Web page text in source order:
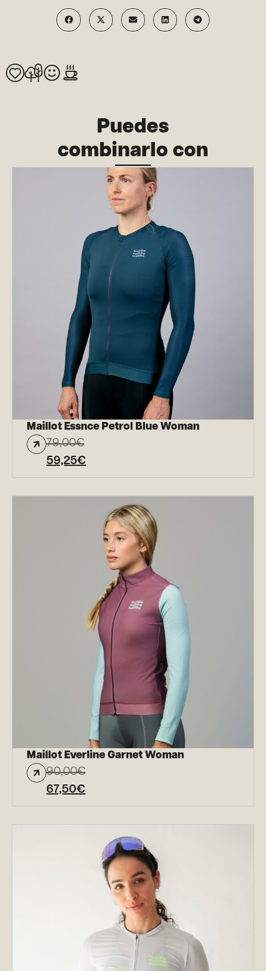
Puedes
combinarlo con
Maillot Essnce Petrol Blue Woman
79,00€
59,25€
Maillot Everline Garnet Woman
90,00€
67,50€